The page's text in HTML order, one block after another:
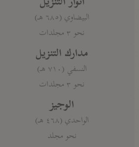
البيضاوي (٦٨٥ هـ)
نحو ٣ مجلدات
مدارك التنزيل
النسفي (٧١٠ هـ)
نحو ٣ مجلدات
الوجيز
الواحدي (٤٦٨ هـ)
نحو مجلد